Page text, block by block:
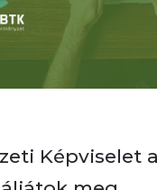
Képviselet